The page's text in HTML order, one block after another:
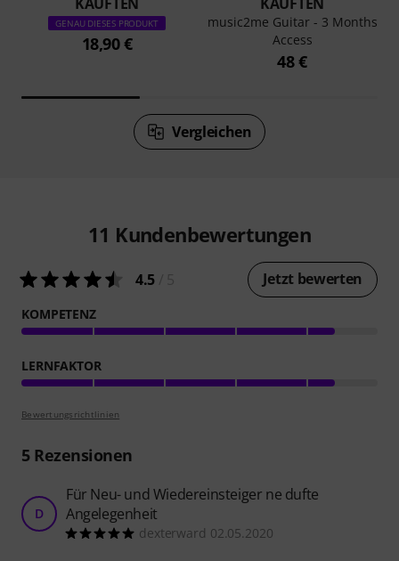
GENAU DIESES PRODUKT
18,90 €
music2me Guitar - 3 Months
Access
48 €
Vergleichen
11 Kundenbewertungen
4.5 Jetzt bewerten
KOMPETENZ
LERNFAKTOR
Bewertungsrichtlinien
5Rezensionen
D
Für Neu- und Wiedereinsteiger ne dufte
Angelegenheit
dexterward 02.05.2020